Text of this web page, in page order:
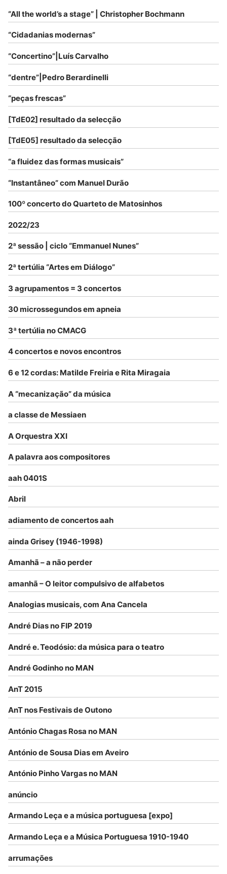
“All the world’s a stage” | Christopher Bochmann
“Cidadanias modernas”
“Concertino”|Luís Carvalho
“dentre”|Pedro Berardinelli
“peças frescas”
[TdE02] resultado da selecção
[TdE05] resultado da selecção
“a fluidez das formas musicais”
“Instantâneo” com Manuel Durão
100º concerto do Quarteto de Matosinhos
2022/23
2ª sessão | ciclo “Emmanuel Nunes”
2ª tertúlia “Artes em Diálogo”
3 agrupamentos = 3 concertos
30 microssegundos em apneia
3ª tertúlia no CMACG
4 concertos e novos encontros
6 e 12 cordas: Matilde Freiria e Rita Miragaia
A “mecanização” da música
a classe de Messiaen
A Orquestra XXI
A palavra aos compositores
aah 0401S
Abril
adiamento de concertos aah
ainda Grisey (1946-1998)
Amanhã – a não perder
amanhã – O leitor compulsivo de alfabetos
Analogias musicais, com Ana Cancela
André Dias no FIP 2019
André e. Teodósio: da música para o teatro
André Godinho no MAN
AnT 2015
AnT nos Festivais de Outono
António Chagas Rosa no MAN
António de Sousa Dias em Aveiro
António Pinho Vargas no MAN
anúncio
Armando Leça e a música portuguesa [expo]
Armando Leça e a Música Portuguesa 1910-1940
arrumações